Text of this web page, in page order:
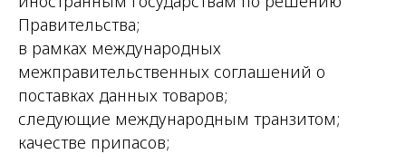
Правительства;
в рамках международных
межправительственных соглашений о
поставках данных товаров;
следующие международным транзитом;
качестве припасов;